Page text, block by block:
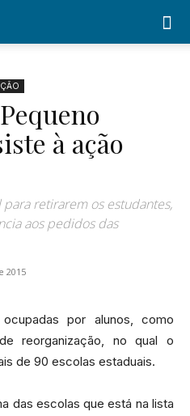
à ação
para retirarem os estudantes,
aos pedidos das
2015
por alunos, como
reorganização, no qual o
de 90 escolas estaduais.
das escolas que está na lista